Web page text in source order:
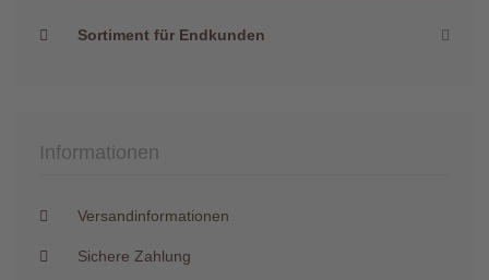
Sortiment für Endkunden
Informationen
Versandinformationen
Sichere Zahlung